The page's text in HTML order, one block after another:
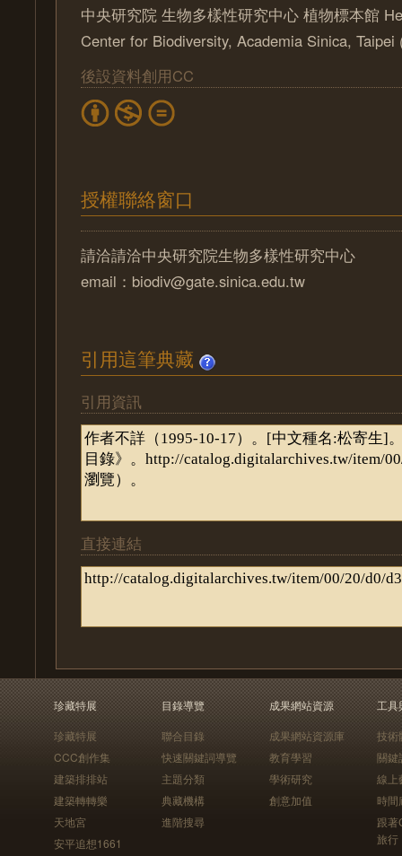
中央研究院 生物多樣性研究中心 植物標本館
Center for Biodiversity, Academia Sinica, Taipei
後設資料創用CC
授權聯絡窗口
請洽請洽中央研究院生物多樣性研究中心
email：biodiv@gate.sinica.edu.tw
引用這筆典藏
引用資訊
直接連結
珍藏特展
珍藏特展
CCC創作集
建築排排站
建築轉轉樂
天地宮
安平追想1661
目錄導覽
聯合目錄
快速關鍵詞導覽
主題分類
典藏機構
進階搜尋
成果網站資源
成果網站資源庫
教育學習
學術研究
創意加值
工具
技術
關鍵
線上
時間
跟
旅行